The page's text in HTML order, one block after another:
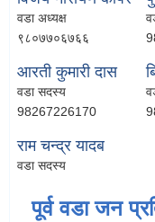
वडा अध्यक्ष
९८०७७०६७६६
आरती कुमारी दास
वडा सदस्य
98267226170
राम चन्द्र यादब
वडा सदस्य
पूर्व वडा जन